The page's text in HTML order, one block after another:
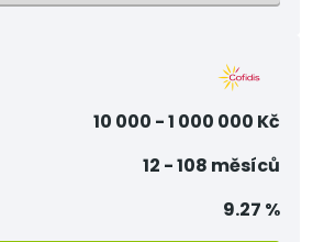
10 000 - 1 000 000 Kč
12 - 108 měsíců
9.27 %